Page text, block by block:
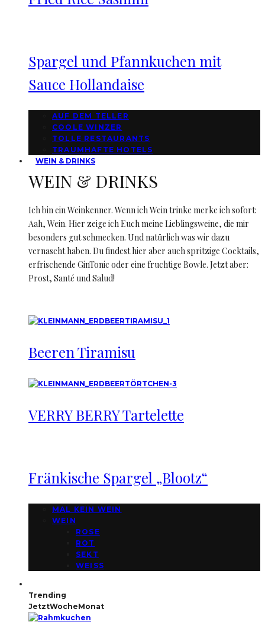
Spargel und Pfannkuchen mit
Sauce Hollandaise
AUF DEM TELLER
COOLE WINZER
TOLLE RESTAURANTS
TRAUMHAFTE HOTELS
WEIN & DRINKS
WEIN & DRINKS
Ich bin ein Weinkenner. Wenn ich Wein trinke merke ich sofort:
Aah, Wein. Hier zeige ich Euch meine Lieblingsweine, die mir
besonders gut schmecken. Und natürlich was wir dazu
vernascht haben. Du findest hier aber auch spritzige Cocktails,
erfrischende GinTonic oder eine fruchtige Bowle. Jetzt aber:
Prost, Santé und Salud!
Beeren Tiramisu
VERRY BERRY Tartelette
Fränkische Spargel „Blootz“
MAL KEIN WEIN
WEIN
ROSE
ROT
SEKT
WEISS
Trending
JetztWocheMonat